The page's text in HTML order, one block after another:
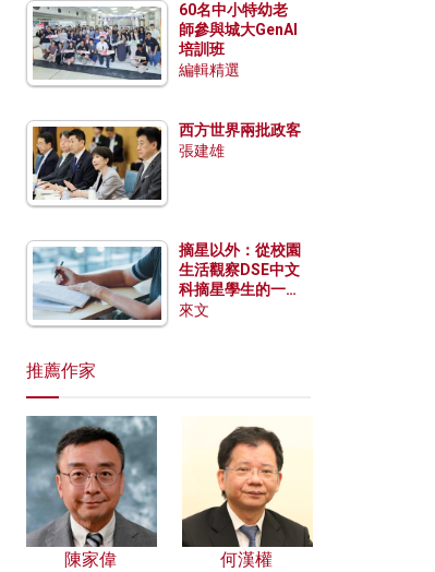
60名中小特幼老
師參與城大GenAI
培訓班
編輯精選
西方世界兩批政客
張建雄
摘星以外：從校園
生活觀察DSE中文
科摘星學生的一點
特質
來文
推薦作家
陳家偉 何漢權